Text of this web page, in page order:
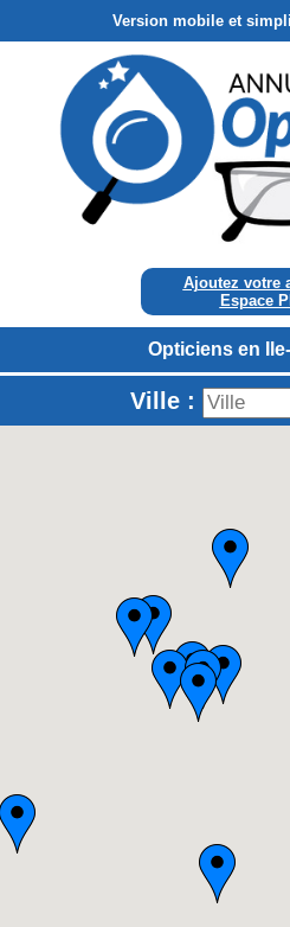
Version mobile et
Ajoutez votre
Espace
Opticiens en
Ville :